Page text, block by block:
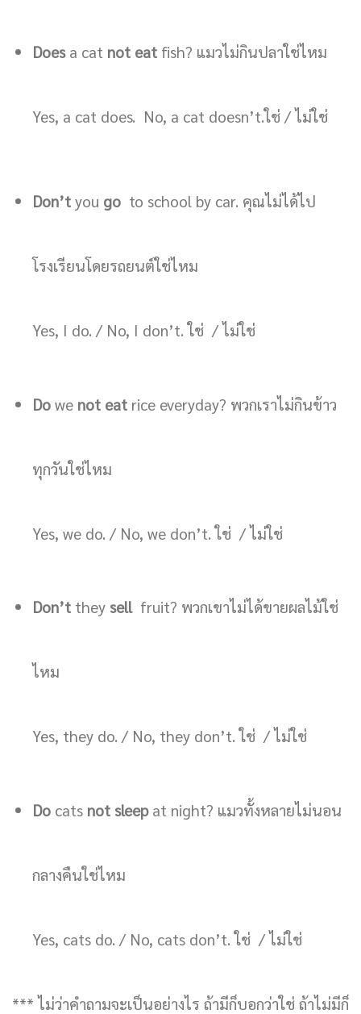
Doesa cat not eatfish? แมวไม่กินปลาใช่ไหม
Yes, a cat does. No, a cat doesn’t.ใช่ / ไม่ใช่
Don’tyou goto school by car. คุณไม่ได้ไป
โรงเรียนโดยรถยนต์ใช่ไหม
Yes, I do. / No, I don’t. ใช่ / ไม่ใช่
Dowe not eatrice everyday? พวกเราไม่กินข้าว
ทุกวันใช่ไหม
Yes, we do. / No, we don’t. ใช่ / ไม่ใช่
Don’tthey sell fruit? พวกเขาไม่ได้ขายผลไม้ใช่
ไหม
Yes, they do. / No, they don’t. ใช่ / ไม่ใช่
Docats not sleepat night? แมวทั้งหลายไม่นอน
กลางคืนใช่ไหม
Yes, cats do. / No, cats don’t. ใช่ / ไม่ใช่
*** ไม่ว่าคำถามจะเป็นอย่างไร ถ้ามีก็บอกว่าใช่ ถ้าไม่มีก็